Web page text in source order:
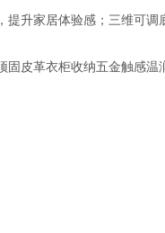
升家居体验感；三维可调
皮革衣柜收纳五金触感温